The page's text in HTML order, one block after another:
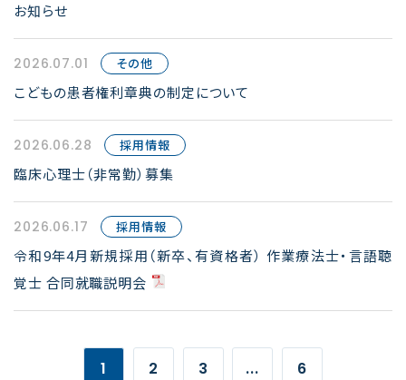
お知らせ
2026.07.01 その他
こどもの患者権利章典の制定について
2026.06.28 採用情報
臨床心理士（非常勤）募集
2026.06.17 採用情報
令和9年4月新規採用（新卒、有資格者） 作業療法士・言語聴
覚士 合同就職説明会
1 2 3 ... 6